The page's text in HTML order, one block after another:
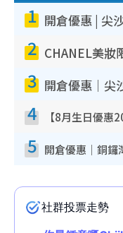
1
2
3
4
5